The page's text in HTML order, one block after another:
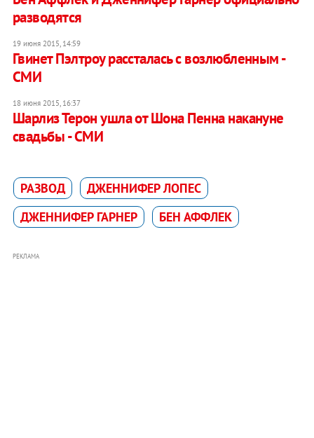
разводятся
19 июня 2015, 14:59
Гвинет Пэлтроу рассталась с возлюбленным -
СМИ
18 июня 2015, 16:37
Шарлиз Терон ушла от Шона Пенна накануне
свадьбы - СМИ
РАЗВОД
ДЖЕННИФЕР ЛОПЕС
ДЖЕННИФЕР ГАРНЕР
БЕН АФФЛЕК
РЕКЛАМА